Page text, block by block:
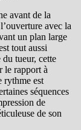
avant de la
avec la
un plan large
tout aussi
du tueur, cette
le rapport à
rythme est
séquences
de
de son